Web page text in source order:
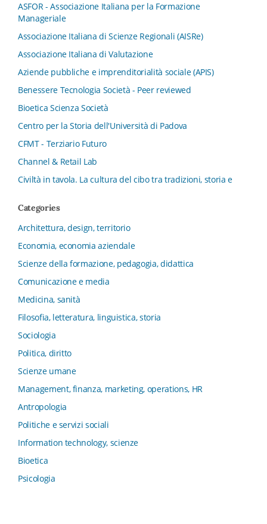
ASFOR - Associazione Italiana per la Formazione
Manageriale
Associazione Italiana di Scienze Regionali (AISRe)
Associazione Italiana di Valutazione
Aziende pubbliche e imprenditorialità sociale (APIS)
Benessere Tecnologia Società - Peer reviewed
Bioetica Scienza Società
Centro per la Storia dell'Università di Padova
CFMT - Terziario Futuro
Channel & Retail Lab
Civiltà in tavola. La cultura del cibo tra tradizioni, storia e
Collana del Dipartimento di Scienze Aziendali, Management
dell’Economia Università di Bologna
Collana di Clinica della formazione
Collana di Ragioneria ed Economia Aziendale - SIDREA
Collana di Storia delle istituzioni educative e della
Letteratura per l’Infanzia
Collana di Studi e Ricerche Aziendali
Collana ISMU
Collana Tendenze Salute e Sanità ETS
Computational Social Science
Comunicazione, Istituzioni, Mutamento Sociale
Condivisione del sapere nel servizio sociale
Conoscenza, formazione, tecnologie
Connessioni nei contesti di apprendimento
Categories
Architettura, design, territorio
Economia, economia aziendale
Scienze della formazione, pedagogia, didattica
Comunicazione e media
Medicina, sanità
Filosofia, letteratura, linguistica, storia
Sociologia
Politica, diritto
Scienze umane
Management, finanza, marketing, operations, HR
Antropologia
Politiche e servizi sociali
Information technology, scienze
Bioetica
Psicologia